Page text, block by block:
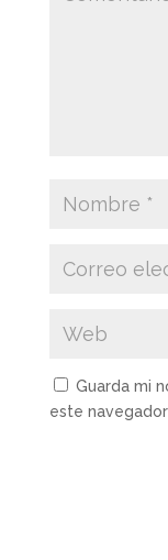
Guarda mi
este